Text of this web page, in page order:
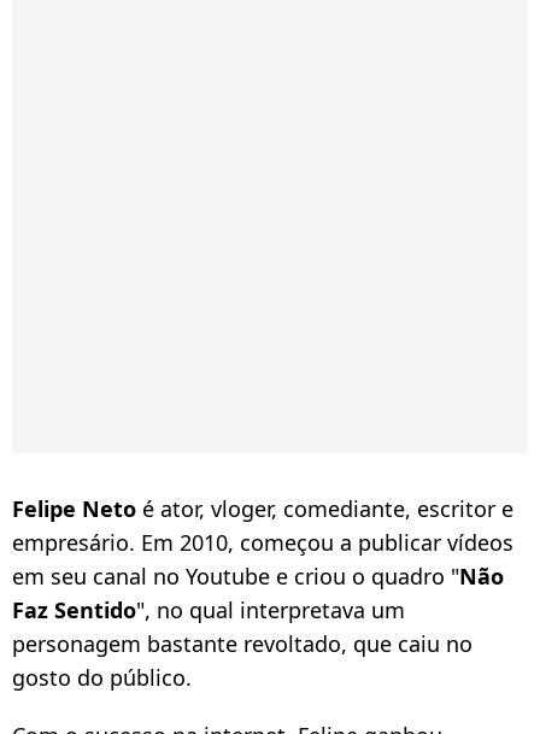
Felipe Neto é ator, vloger, comediante, escritor e
empresário. Em 2010, começou a publicar vídeos
em seu canal no Youtube e criou o quadro "Não
Faz Sentido", no qual interpretava um
personagem bastante revoltado, que caiu no
gosto do público.